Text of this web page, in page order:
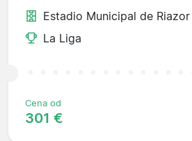
Estadio Municipal de Riazor
La Liga
Cena od
301 €